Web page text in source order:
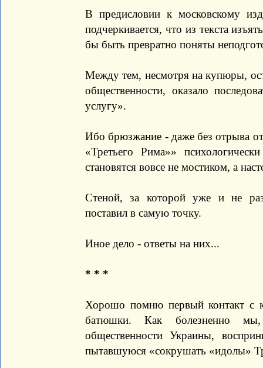
В предисловии к московскому
подчеркивается, что из текста
бы быть превратно поняты
Между тем, несмотря на купюры,
общественности, оказало
услугу».
Ибо брюзжание - даже без отрыва
«Третьего Рима»»
становятся вовсе не мостиком, а
Стеной, за которой уже и не
поставил в самую точку.
Иное дело - ответы на них...
* * *
Хорошо помню первый контакт с
батюшки. Как болезненно мы,
общественности Украины,
пытавшуюся «сокрушать «идолы»